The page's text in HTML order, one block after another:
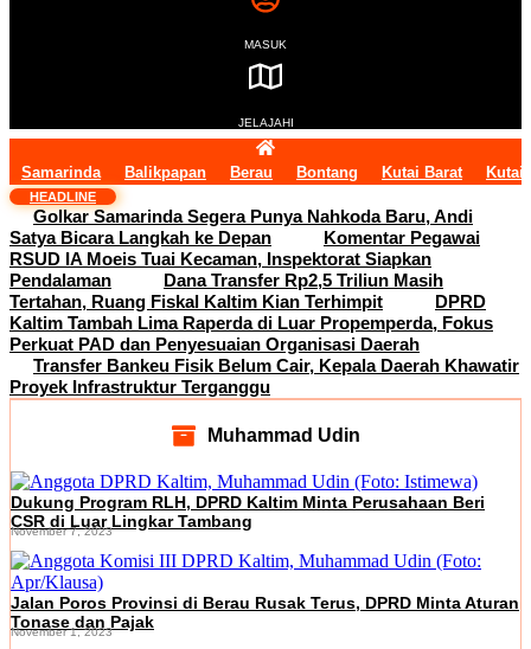
MASUK
JELAJAHI
Samarinda Balikpapan Berau Bontang Kutai Barat Kutai
HEADLINE
Golkar Samarinda Segera Punya Nahkoda Baru, Andi
Satya Bicara Langkah ke Depan
Komentar Pegawai
RSUD IA Moeis Tuai Kecaman, Inspektorat Siapkan
Pendalaman
Dana Transfer Rp2,5 Triliun Masih
Tertahan, Ruang Fiskal Kaltim Kian Terhimpit
DPRD
Kaltim Tambah Lima Raperda di Luar Propemperda, Fokus
Perkuat PAD dan Penyesuaian Organisasi Daerah
Transfer Bankeu Fisik Belum Cair, Kepala Daerah Khawatir
Proyek Infrastruktur Terganggu
Muhammad Udin
Dukung Program RLH, DPRD Kaltim Minta Perusahaan Beri
CSR di Luar Lingkar Tambang
November 7, 2023
Jalan Poros Provinsi di Berau Rusak Terus, DPRD Minta Aturan
Tonase dan Pajak
November 1, 2023